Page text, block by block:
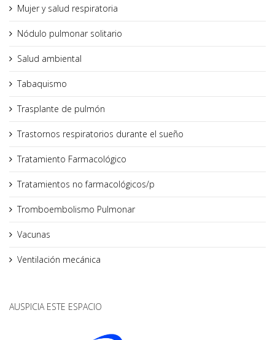
Mujer y salud respiratoria
Nódulo pulmonar solitario
Salud ambiental
Tabaquismo
Trasplante de pulmón
Trastornos respiratorios durante el sueño
Tratamiento Farmacológico
Tratamientos no farmacológicos/p
Tromboembolismo Pulmonar
Vacunas
Ventilación mecánica
AUSPICIA ESTE ESPACIO